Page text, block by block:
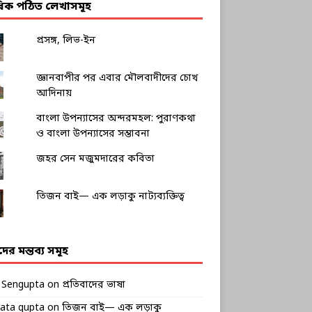
পঠিত লেখাসমূহ
প্রসঙ্গ, লিভ-ইন
জ্ঞানবাপীর পর এবার মৌলবাদীদের চোখ
আদিনায়
বাংলা উপন্যাসের অন্দরমহল: পুরাণকথা
ও বাংলা উপন্যাসের সম্ভাবনা
জহর সেন মজুমদারের কবিতা
তিজন বাই— এক লড়াকু নাট্যব্যক্তিত্ব
মন্তব্য সমূহ
on প্রতিবাদের ভাষা
gupta on তিজন বাই— এক লড়াকু